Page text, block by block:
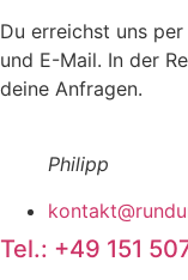
Du erreichst uns
und E-Mail. In der
deine Anfragen.
Philipp
Tel.: +49 151